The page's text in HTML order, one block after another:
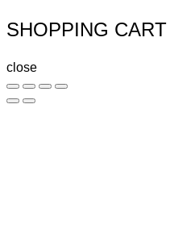
SHOPPING CART
close